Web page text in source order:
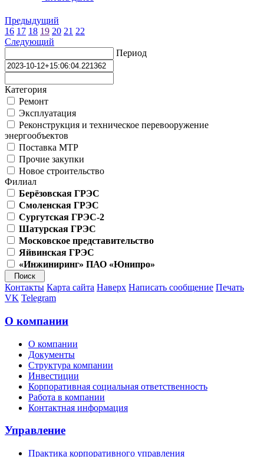
Предыдущий
16 17 18 19 20 21 22
Следующий
Период
Категория
Ремонт
Эксплуатация
Реконструкция и техническое перевооружение
энергообъектов
Поставка МТР
Прочие закупки
Новое строительство
Филиал
Берёзовская ГРЭС
Смоленская ГРЭС
Сургутская ГРЭС-2
Шатурская ГРЭС
Московское представительство
Яйвинская ГРЭС
«Инжиниринг» ПАО «Юнипро»
Контакты Карта сайта Наверх Написать сообщение Печать
VK Telegram
О компании
О компании
Документы
Структура компании
Инвестиции
Корпоративная социальная ответственность
Работа в компании
Контактная информация
Управление
Практика корпоративного управления